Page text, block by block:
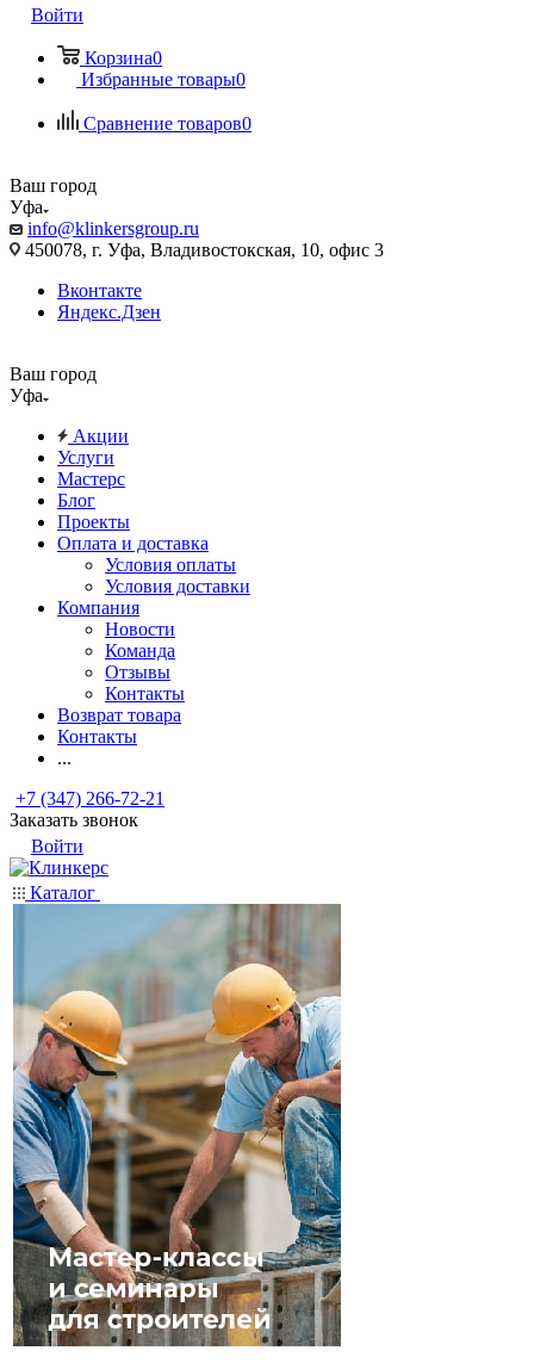
Войти
Корзина0
Избранные товары0
Сравнение товаров0
Ваш город
Уфа
info@klinkersgroup.ru
450078, г. Уфа, Владивостокская, 10, офис 3
Вконтакте
Яндекс.Дзен
Ваш город
Уфа
Акции
Услуги
Мастерс
Блог
Проекты
Оплата и доставка
Условия оплаты
Условия доставки
Компания
Новости
Команда
Отзывы
Контакты
Возврат товара
Контакты
...
+7 (347) 266-72-21
Заказать звонок
Войти
Каталог